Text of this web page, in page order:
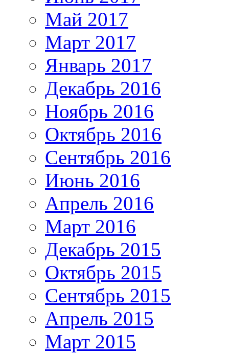
Май 2017
Март 2017
Январь 2017
Декабрь 2016
Ноябрь 2016
Октябрь 2016
Сентябрь 2016
Июнь 2016
Апрель 2016
Март 2016
Декабрь 2015
Октябрь 2015
Сентябрь 2015
Апрель 2015
Март 2015